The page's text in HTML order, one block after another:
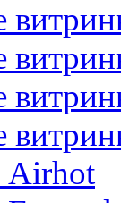
Airhot